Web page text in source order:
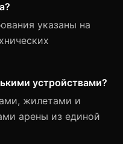
указаны на
устройствами?
жилетами и
арены из единой